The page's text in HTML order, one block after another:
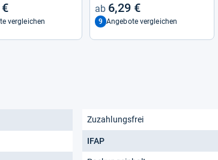
vergleichen
6,29 €
9 Angebote vergleichen
Zuzahlungsfrei
IFAP